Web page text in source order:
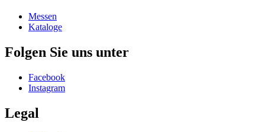
Messen
Kataloge
Folgen Sie uns unter
Facebook
Instagram
Legal